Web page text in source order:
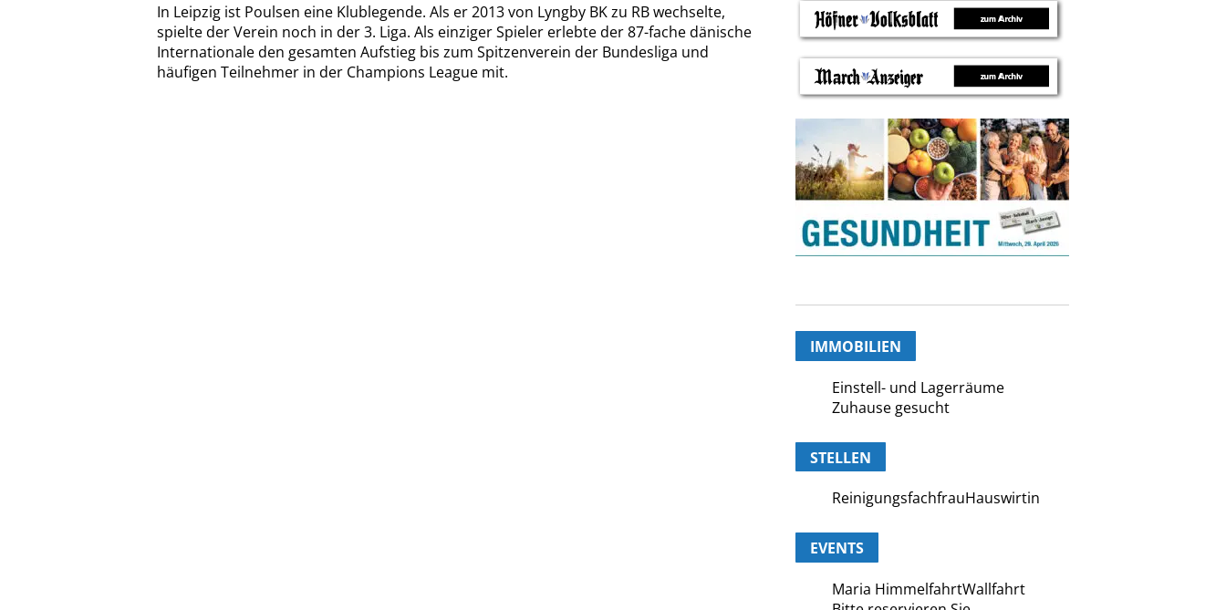
In Leipzig ist Poulsen eine Klublegende. Als er 2013 von Lyngby BK zu RB wechselte,
spielte der Verein noch in der 3. Liga. Als einziger Spieler erlebte der 87-fache dänische
Internationale den gesamten Aufstieg bis zum Spitzenverein der Bundesliga und
häufigen Teilnehmer in der Champions League mit.
IMMOBILIEN
Einstell- und Lagerräume
Zuhause gesucht
STELLEN
ReinigungsfachfrauHauswirtin
EVENTS
Maria HimmelfahrtWallfahrt